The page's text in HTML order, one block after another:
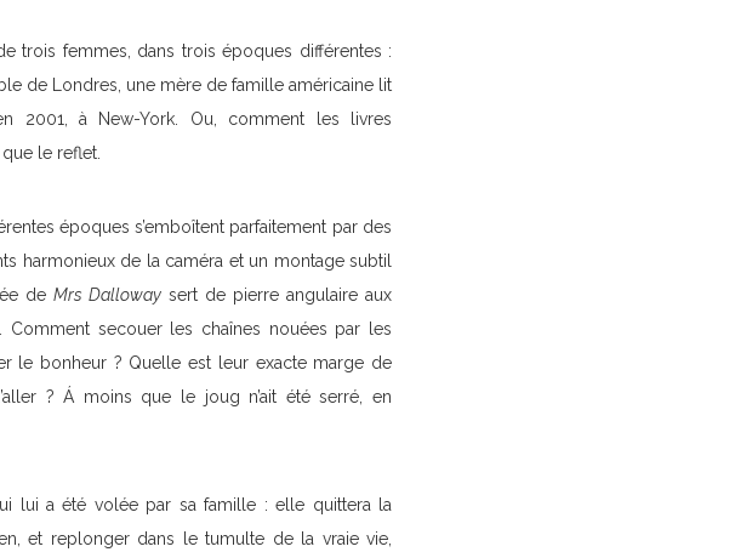
trois femmes, dans trois époques différentes :
de Londres, une mère de famille américaine lit
2001, à New-York. Ou, comment les livres
le reflet.
époques s’emboîtent parfaitement par des
harmonieux de la caméra et un montage subtil
deMrs Dalloway sert de pierre angulaire aux
Comment secouer les chaînes nouées par les
le bonheur ? Quelle est leur exacte marge de
? Á moins que le joug n’ait été serré, en
lui a été volée par sa famille : elle quittera la
et replonger dans le tumulte de la vraie vie,